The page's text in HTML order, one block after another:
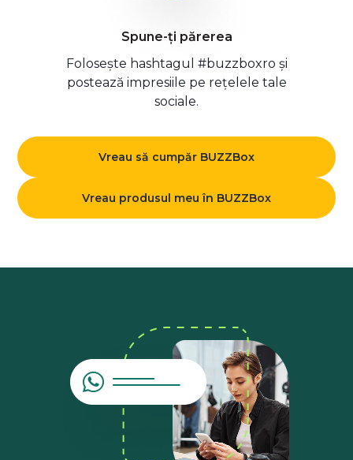
Spune-ți părerea
Folosește hashtagul #buzzboxro și
postează impresiile pe rețelele tale
sociale.
Vreau să cumpăr BUZZBox
Vreau produsul meu în BUZZBox